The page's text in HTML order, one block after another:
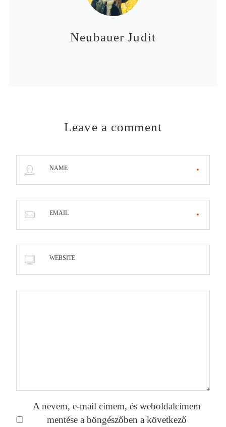
Neubauer Judit
Leave a comment
NAME
EMAIL
WEBSITE
A nevem, e-mail címem, és weboldalcímem
mentése a böngészőben a következő